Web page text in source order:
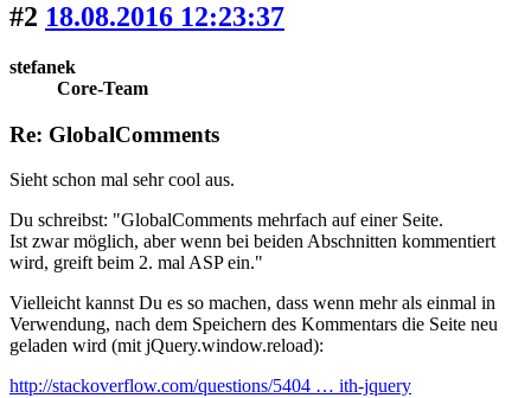
#2 18.08.2016 12:23:37
stefanek
Core-Team
Re: GlobalComments
Sieht schon mal sehr cool aus.
Du schreibst: "GlobalComments mehrfach auf einer Seite.
Ist zwar möglich, aber wenn bei beiden Abschnitten kommentiert
wird, greift beim 2. mal ASP ein."
Vielleicht kannst Du es so machen, dass wenn mehr als einmal in
Verwendung, nach dem Speichern des Kommentars die Seite neu
geladen wird (mit jQuery.window.reload):
http://stackoverflow.com/questions/5404 … ith-jquery